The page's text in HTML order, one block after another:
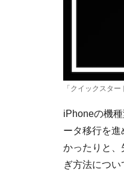
「クイックスタ
iPhoneの機
ータ移行を
かったりと、
ぎ方法につい